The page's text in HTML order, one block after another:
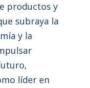
productos y
subraya la
y la
líder en